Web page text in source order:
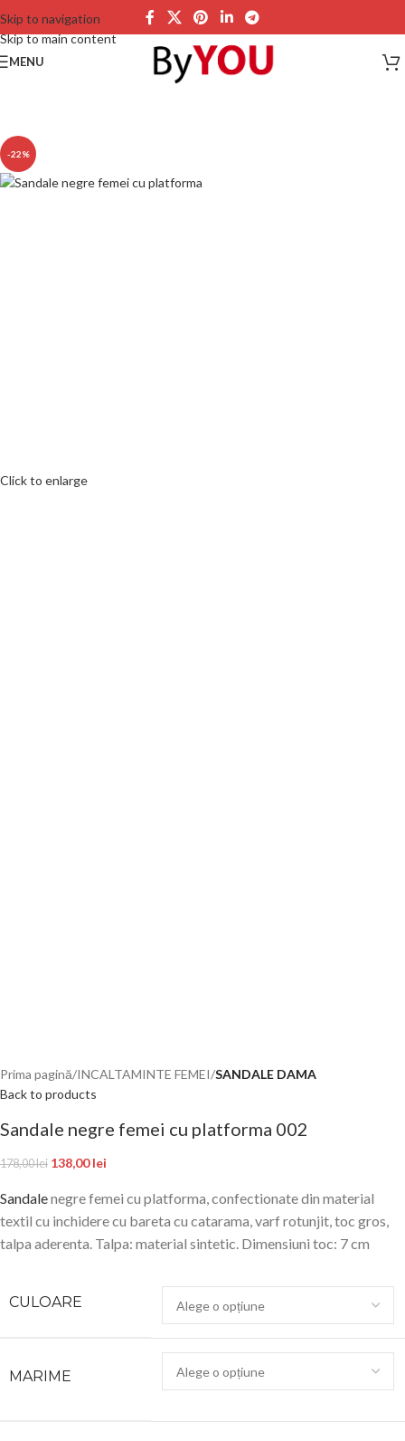
Skip to navigation
Skip to main content
MENU
-22%
Click to enlarge
Prima pagină INCALTAMINTE FEMEI SANDALE DAMA
Back to products
Sandale negre femei cu platforma 002
178,00lei 138,00lei
Sandalenegre femei cu platforma, confectionate din material
textil cu inchidere cu bareta cu catarama, varf rotunjit, toc gros,
talpa aderenta. Talpa: material sintetic. Dimensiuni toc: 7 cm
CULOARE
MARIME